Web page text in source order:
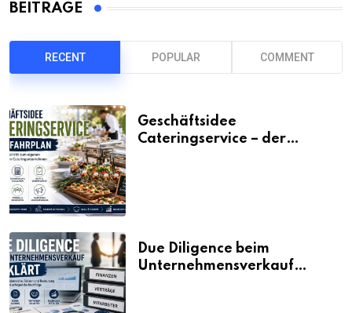
BEITRÄGE
RECENT POPULAR COMMENT
Geschäftsidee
Cateringservice – der
Due Diligence beim
Unternehmensverkauf